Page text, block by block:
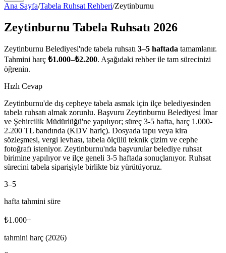
Ana Sayfa/Tabela Ruhsat Rehberi/Zeytinburnu
Zeytinburnu Tabela Ruhsatı 2026
Zeytinburnu Belediyesi'nde tabela ruhsatı 3–5 haftada tamamlanır.
Tahmini harç ₺1.000–₺2.200. Aşağıdaki rehber ile tam sürecinizi
öğrenin.
Hızlı Cevap
Zeytinburnu'de dış cepheye tabela asmak için ilçe belediyesinden
tabela ruhsatı almak zorunlu. Başvuru Zeytinburnu Belediyesi İmar
ve Şehircilik Müdürlüğü'ne yapılıyor; süreç 3-5 hafta, harç 1.000-
2.200 TL bandında (KDV hariç). Dosyada tapu veya kira
sözleşmesi, vergi levhası, tabela ölçülü teknik çizim ve cephe
fotoğrafı isteniyor. Zeytinburnu'nda başvurular belediye ruhsat
birimine yapılıyor ve ilçe geneli 3-5 haftada sonuçlanıyor. Ruhsat
sürecini tabela siparişiyle birlikte biz yürütüyoruz.
3–5
hafta tahmini süre
₺1.000+
tahmini harç (2026)